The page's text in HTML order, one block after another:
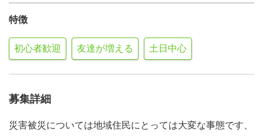
特徴
初心者歓迎 友達が増える 土日中心
募集詳細
災害被災については地域住民にとっては大変な事態です、